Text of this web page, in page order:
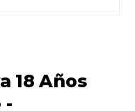
18 Años
-